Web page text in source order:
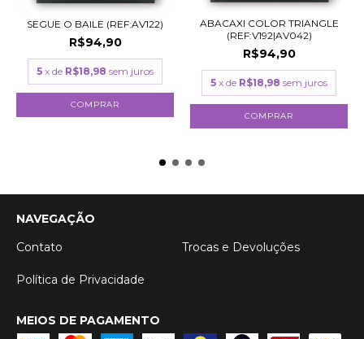
SEGUE O BAILE (REF:AV122)
R$94,90
5 x de R$18,98 sem juros
COMPRAR
ABACAXI COLOR TRIANGLE
(REF:V192|AV042)
R$94,90
5 x de R$18,98 sem juros
COMPRAR
NAVEGAÇÃO
Contato
Trocas e Devoluções
Política de Privacidade
MEIOS DE PAGAMENTO